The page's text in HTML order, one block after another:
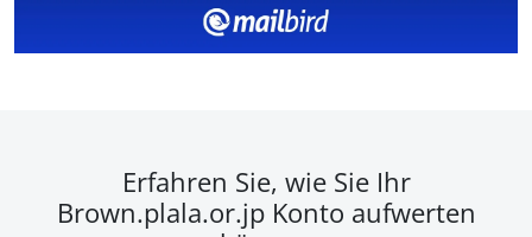
Erfahren Sie, wie Sie Ihr
Brown.plala.or.jp Konto aufwerten